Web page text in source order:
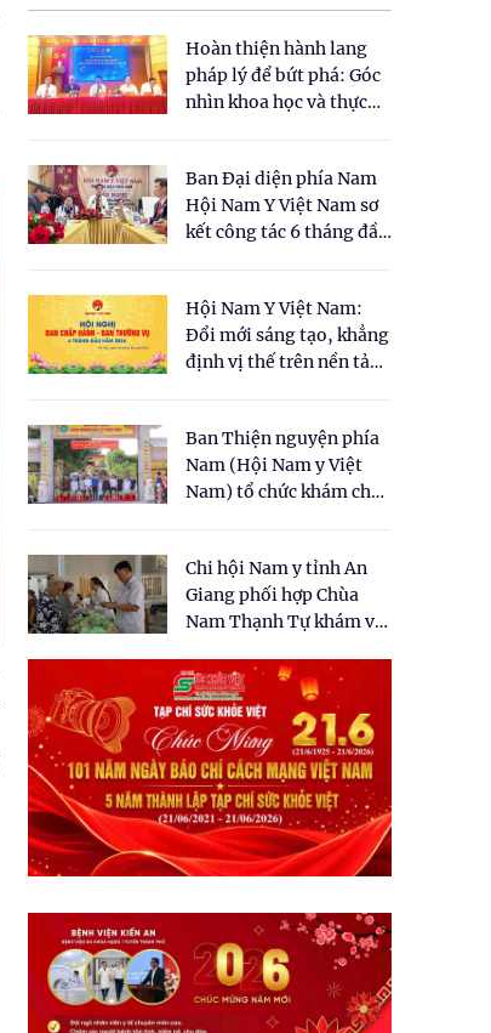
Hoàn thiện hành lang
pháp lý để bứt phá: Góc
nhìn khoa học và thực
cho Luật Y dược cổ
truyền Việt Nam"
Ban Đại diện phía Nam
Hội Nam Y Việt Nam sơ
kết công tác 6 tháng đầu
Hội Nam Y Việt Nam:
Đổi mới sáng tạo, khẳng
định vị thế trên nền tảng
Ban Thiện nguyện phía
Nam (Hội Nam y Việt
Nam) tổ chức khám chữa
dân tại xã Tân Tập
Chi hội Nam y tỉnh An
Giang phối hợp Chùa
Nam Thạnh Tự khám và
nhân dân